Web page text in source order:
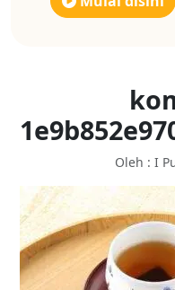
Oleh : I